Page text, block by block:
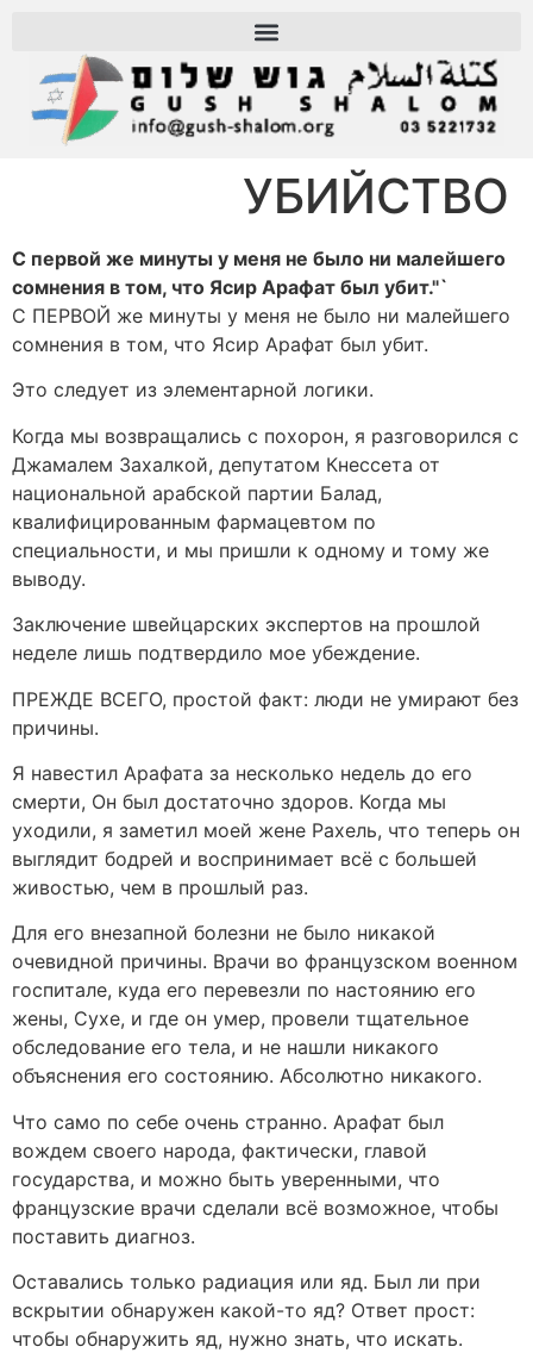
УБИЙСТВО
С первой же минуты у меня не было ни малейшего
сомнения в том, что Ясир Арафат был убит."`
C ПЕРВОЙ же минуты у меня не было ни малейшего
сомнения в том, что Ясир Арафат был убит.
Это следует из элементарной логики.
Когда мы возвращались с похорон, я разговорился с
Джамалем Захалкой, депутатом Кнессета от
национальной арабской партии Балад,
квалифицированным фармацевтом по
специальности, и мы пришли к одному и тому же
выводу.
Заключение швейцарских экспертов на прошлой
неделе лишь подтвердило мое убеждение.
ПРЕЖДЕ ВСЕГО, простой факт: люди не умирают без
причины.
Я навестил Арафата за несколько недель до его
смерти, Он был достаточно здоров. Когда мы
уходили, я заметил моей жене Рахель, что теперь он
выглядит бодрей и воспринимает всё с большей
живостью, чем в прошлый раз.
Для его внезапной болезни не было никакой
очевидной причины. Врачи во французском военном
госпитале, куда его перевезли по настоянию его
жены, Сухе, и где он умер, провели тщательное
обследование его тела, и не нашли никакого
объяснения его состоянию. Абсолютно никакого.
Что само по себе очень странно. Арафат был
вождем своего народа, фактически, главой
государства, и можно быть уверенными, что
французские врачи сделали всё возможное, чтобы
поставить диагноз.
Оставались только радиация или яд. Был ли при
вскрытии обнаружен какой-то яд? Ответ прост:
чтобы обнаружить яд, нужно знать, что искать.